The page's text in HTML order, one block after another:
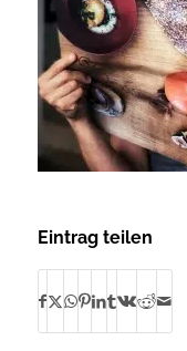
Eintrag teilen